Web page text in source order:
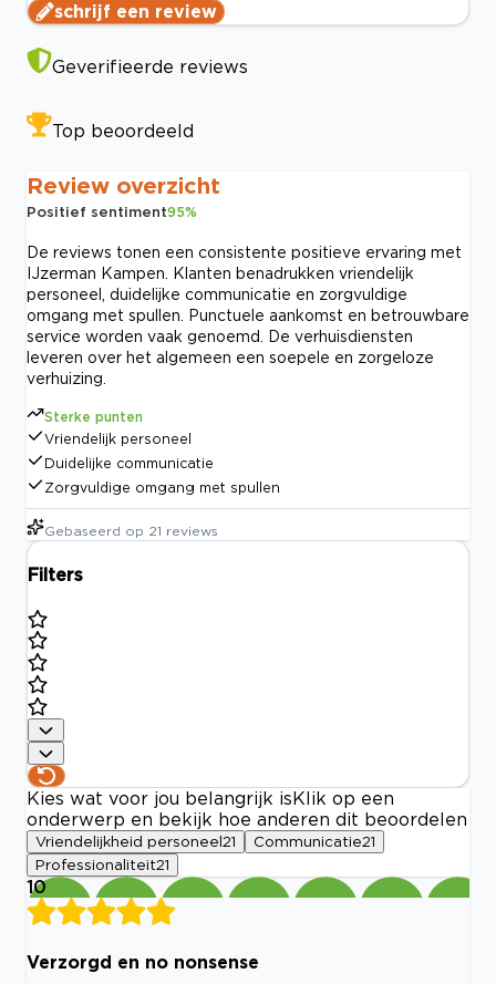
schrijf een review
Geverifieerde reviews
Top beoordeeld
Review overzicht
Positief sentiment95%
De reviews tonen een consistente positieve ervaring met
IJzerman Kampen. Klanten benadrukken vriendelijk
personeel, duidelijke communicatie en zorgvuldige
omgang met spullen. Punctuele aankomst en betrouwbare
service worden vaak genoemd. De verhuisdiensten
leveren over het algemeen een soepele en zorgeloze
verhuizing.
Sterke punten
Vriendelijk personeel
Duidelijke communicatie
Zorgvuldige omgang met spullen
Gebaseerd op 21 reviews
Filters
Kies wat voor jou belangrijk is Klik op een
onderwerp en bekijk hoe anderen dit beoordelen
Vriendelijkheid personeel 21 Communicatie21
Professionaliteit21
10
Verzorgd en no nonsense